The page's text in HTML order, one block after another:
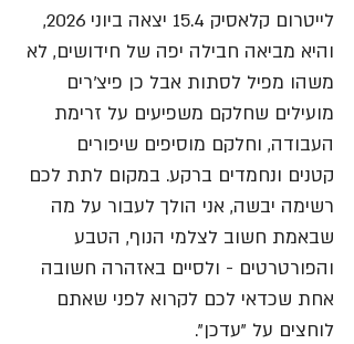
לייטרום קלאסיק 15.4 יצאה ביוני 2026,
והיא מביאה חבילה יפה של חידושים, לא
משהו מפיל לסתות אבל כן פיצ'רים
מועילים שחלקם משפיעים על זרימת
העבודה, וחלקם מוסיפים שיפורים
קטנים ונחמדים ברקע. במקום לתת לכם
רשימה יבשה, אני הולך לעבור על מה
שבאמת חשוב לצלמי הנוף, הטבע
והפורטרטים - ולסיים באזהרה חשובה
אחת שכדאי לכם לקרוא לפני שאתם
לוחצים על "עדכן".